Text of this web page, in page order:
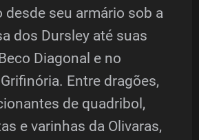
desde seu armário sob a
dos Dursley até suas
Diagonal e no
Entre dragões,
de quadribol,
e varinhas da Olivaras,